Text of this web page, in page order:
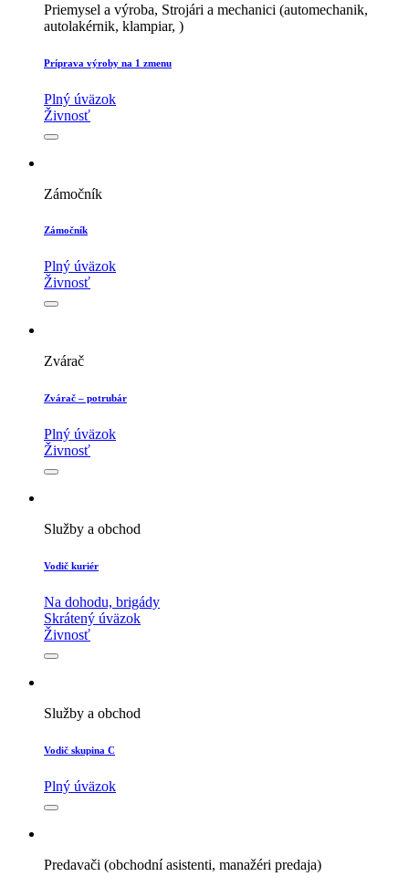
Priemysel a výroba, Strojári a mechanici (automechanik,
autolakérnik, klampiar, )
Príprava výroby na 1 zmenu
Plný úväzok
Živnosť
Zámočník
Zámočník
Plný úväzok
Živnosť
Zvárač
Zvárač – potrubár
Plný úväzok
Živnosť
Služby a obchod
Vodič kuriér
Na dohodu, brigády
Skrátený úväzok
Živnosť
Služby a obchod
Vodič skupina C
Plný úväzok
Predavači (obchodní asistenti, manažéri predaja)